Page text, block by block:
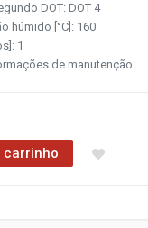
DOT: DOT 4
húmido [°C]: 160
1
de manutenção:
carrinho